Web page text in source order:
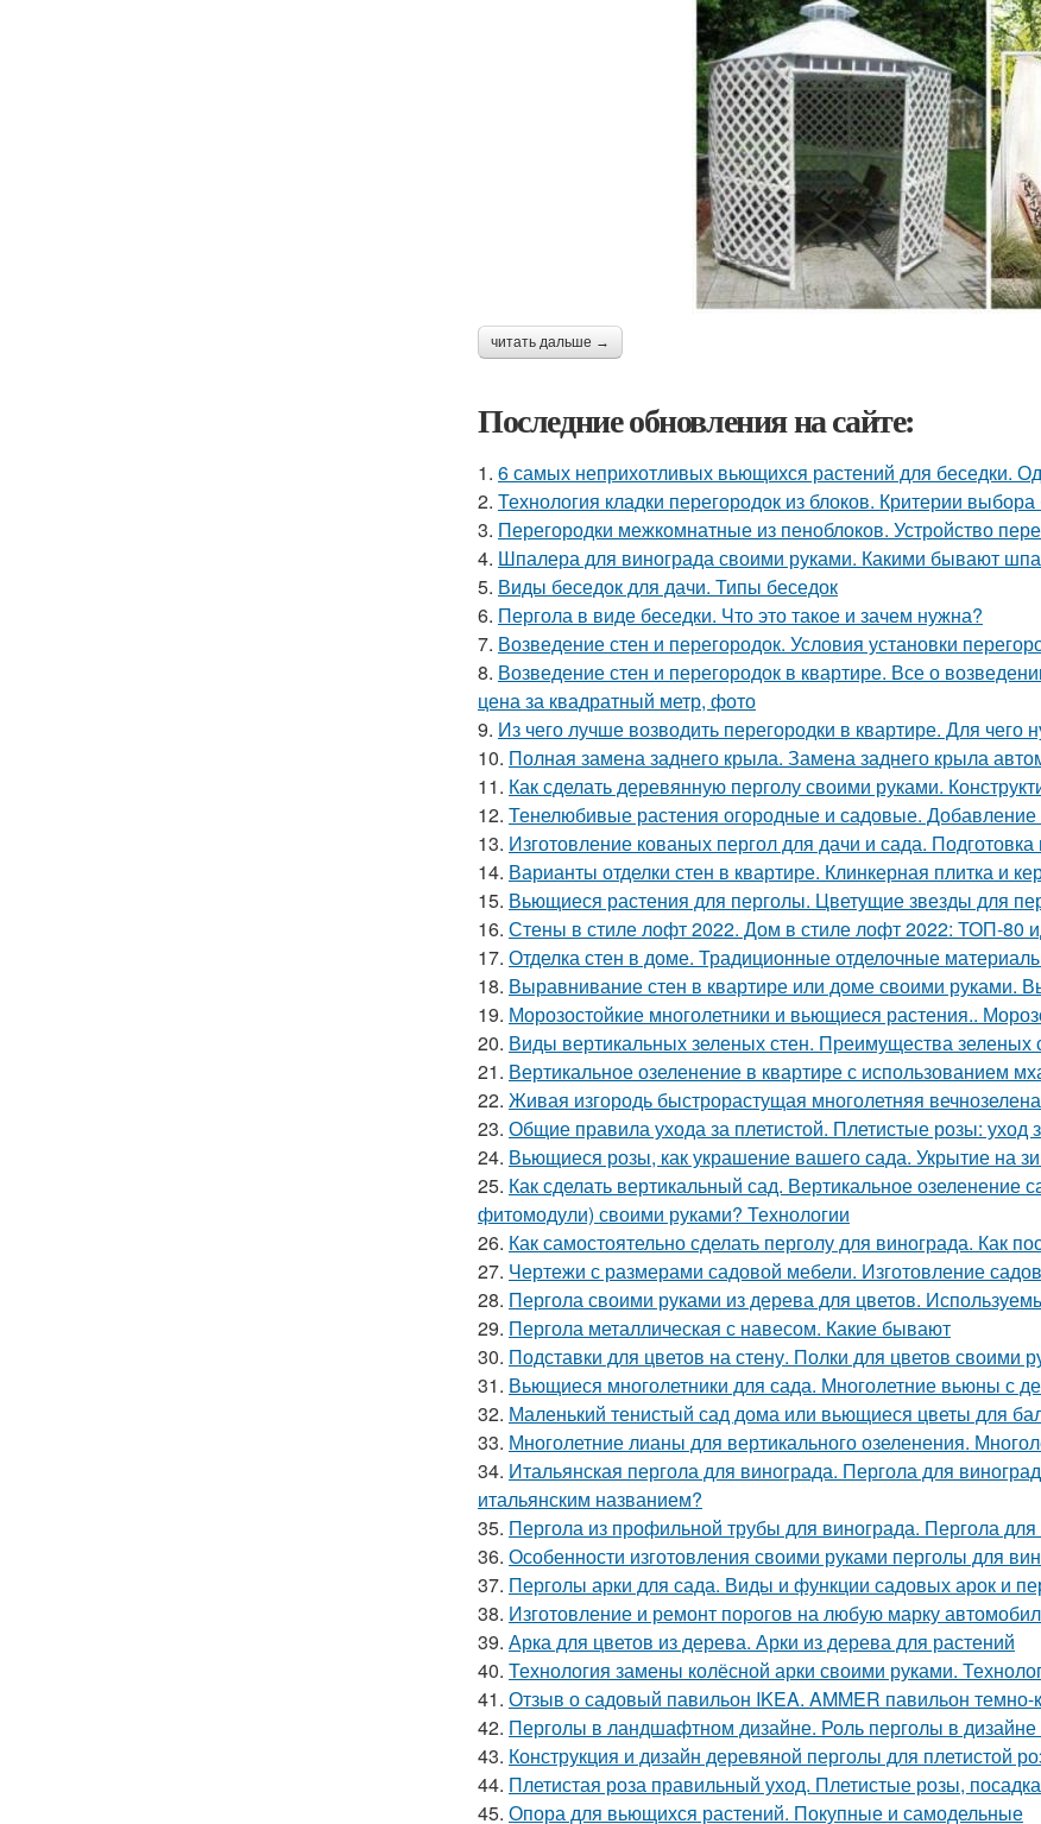
читать дальше →
Последние обновления на сайте:
1. 6 самых неприхотливых вьющихся растений для беседки.
2. Технология кладки перегородок из блоков. Критерии выбора
3. Перегородки межкомнатные из пеноблоков. Устройство
4. Шпалера для винограда своими руками. Какими бывают
5. Виды беседок для дачи. Типы беседок
6. Пергола в виде беседки. Что это такое и зачем нужна?
7. Возведение стен и перегородок. Условия установки
8. Возведение стен и перегородок в квартире. Все о
цена за квадратный метр, фото
9. Из чего лучше возводить перегородки в квартире. Для
10. Полная замена заднего крыла. Замена заднего крыла
11. Как сделать деревянную перголу своими руками.
12. Тенелюбивые растения огородные и садовые. Добавление
13. Изготовление кованых пергол для дачи и сада.
14. Варианты отделки стен в квартире. Клинкерная плитка и
15. Вьющиеся растения для перголы. Цветущие звезды для
16. Стены в стиле лофт 2022. Дом в стиле лофт 2022: ТОП-80
17. Отделка стен в доме. Традиционные отделочные
18. Выравнивание стен в квартире или доме своими руками.
19. Морозостойкие многолетники и вьющиеся растения..
20. Виды вертикальных зеленых стен. Преимущества зеленых
21. Вертикальное озеленение в квартире с использованием
22. Живая изгородь быстрорастущая многолетняя
23. Общие правила ухода за плетистой. Плетистые розы: уход
24. Вьющиеся розы, как украшение вашего сада. Укрытие на
25. Как сделать вертикальный сад. Вертикальное озеленение
фитомодули) своими руками? Технологии
26. Как самостоятельно сделать перголу для винограда. Как
27. Чертежи с размерами садовой мебели. Изготовление
28. Пергола своими руками из дерева для цветов.
29. Пергола металлическая с навесом. Какие бывают
30. Подставки для цветов на стену. Полки для цветов
31. Вьющиеся многолетники для сада. Многолетние вьюны с
32. Маленький тенистый сад дома или вьющиеся цветы для
33. Многолетние лианы для вертикального озеленения.
34. Итальянская пергола для винограда. Пергола для
итальянским названием?
35. Пергола из профильной трубы для винограда. Пергола для
36. Особенности изготовления своими руками перголы для
37. Перголы арки для сада. Виды и функции садовых арок и
38. Изготовление и ремонт порогов на любую марку
39. Арка для цветов из дерева. Арки из дерева для растений
40. Технология замены колёсной арки своими руками.
41. Отзыв о садовый павильон IKEA. AMMER павильон
42. Перголы в ландшафтном дизайне. Роль перголы в дизайне
43. Конструкция и дизайн деревяной перголы для плетистой
44. Плетистая роза правильный уход. Плетистые розы,
45. Опора для вьющихся растений. Покупные и самодельные